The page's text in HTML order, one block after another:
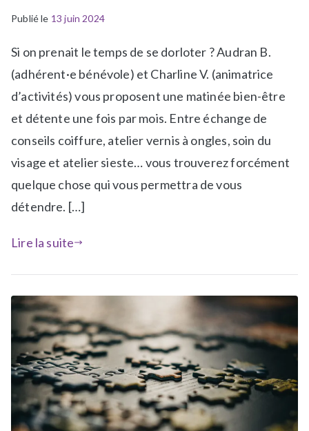
Publié le 13 juin 2024
P
b
l
é
d
a
N
e
É
i
q
e
t
é
A
e
l
s
Si on prenait le temps de se dorloter ? Audran B.
(adhérent·e bénévole) et Charline V. (animatrice
d’activités) vous proposent une matinée bien-être
et détente une fois par mois. Entre échange de
conseils coiffure, atelier vernis à ongles, soin du
visage et atelier sieste… vous trouverez forcément
quelque chose qui vous permettra de vous
détendre. […]
Lire la suite